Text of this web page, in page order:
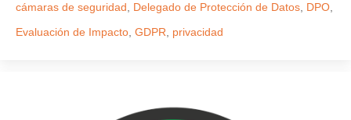
cámaras de seguridad
Delegado de Protección de Datos DPO
Evaluación de Impacto GDPR privacidad